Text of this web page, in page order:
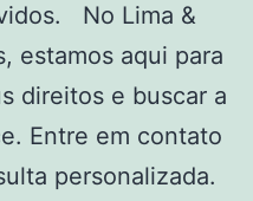
No Lima &
estamos aqui para
direitos e buscar a
Entre em contato
personalizada.